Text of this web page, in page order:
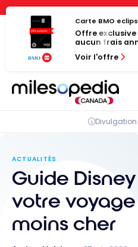
Panneau de gestion des
Passer
contenu
Carte BMO
Offre exclusive
aucun frais
Voir l'offre
ACTUALITÉS
Guide
votre
moins cher